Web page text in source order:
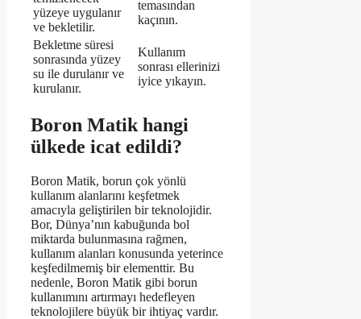
yüzeye uygulanır
ve bekletilir.
temasından
kaçının.
Bekletme süresi
sonrasında yüzey
su ile durulanır ve
kurulanır.
Kullanım
sonrası ellerinizi
iyice yıkayın.
Boron Matik hangi
ülkede icat edildi?
Boron Matik, borun çok yönlü
kullanım alanlarını keşfetmek
amacıyla geliştirilen bir teknolojidir.
Bor, Dünya’nın kabuğunda bol
miktarda bulunmasına rağmen,
kullanım alanları konusunda yeterince
keşfedilmemiş bir elementtir. Bu
nedenle, Boron Matik gibi borun
kullanımını artırmayı hedefleyen
teknolojilere büyük bir ihtiyaç vardır.